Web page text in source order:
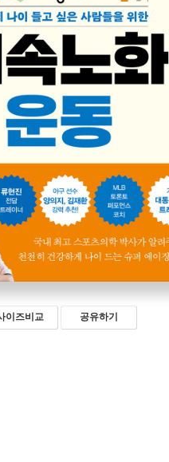
이즈비교 공유하기